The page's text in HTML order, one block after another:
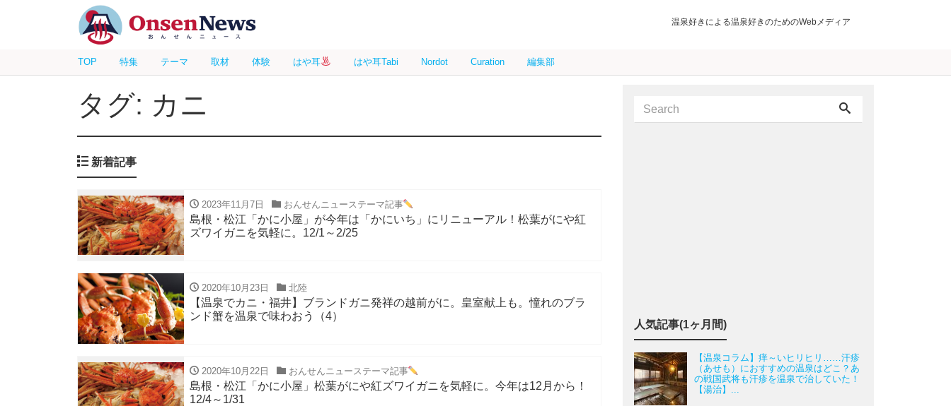
温泉好きによる温泉好きのためのWebメディア
TOP 特集 テーマ 取材 体験 はや耳 はや耳Tabi Nordot Curation 編集部
タグ: カニ
新着記事
2023年11月7日 おんせんニューステーマ記事
島根・松江「かに小屋」が今年は「かにいち」にリニューアル！松葉がにや紅
ズワイガニを気軽に。12/1～2/25
2020年10月23日 北陸
【温泉でカニ・福井】ブランドガニ発祥の越前がに。皇室献上も。憧れのブラ
ンド蟹を温泉で味わおう（4）
2020年10月22日 おんせんニューステーマ記事
島根・松江「かに小屋」松葉がにや紅ズワイガニを気軽に。今年は12月から！
12/4～1/31
人気記事(1ヶ月間)
【温泉コラム】痒～いヒリヒリ……汗疹
（あせも）におすすめの温泉はどこ？あ
の戦国武将も汗疹を温泉で治していた！
【湯治】...